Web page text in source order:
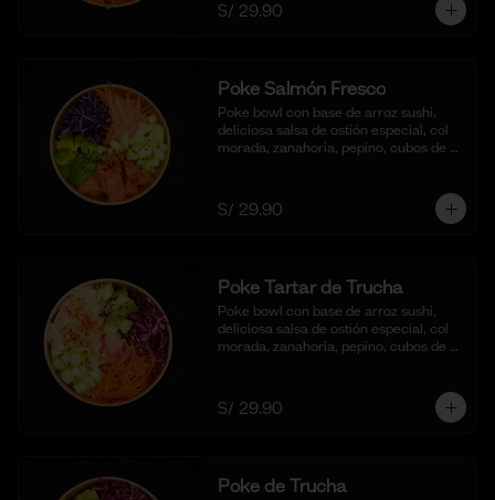
S/ 29.90
Poke Salmón Fresco
Poke bowl con base de arroz sushi,
deliciosa salsa de ostión especial, col
morada, zanahoria, pepino, cubos de
S/ 29.90
Poke Tartar de Trucha
Poke bowl con base de arroz sushi,
deliciosa salsa de ostión especial, col
morada, zanahoria, pepino, cubos de
S/ 29.90
Poke de Trucha